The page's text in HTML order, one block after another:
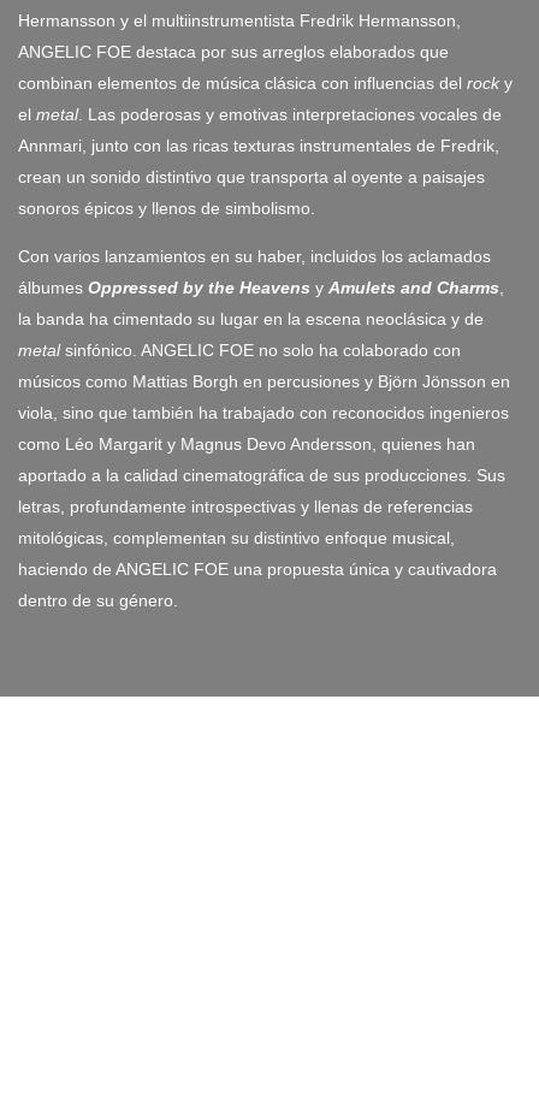
Hermansson y el multiinstrumentista Fredrik Hermansson,
ANGELIC FOE destaca por sus arreglos elaborados que
combinan elementos de música clásica con influencias del rock y
el metal. Las poderosas y emotivas interpretaciones vocales de
Annmari, junto con las ricas texturas instrumentales de Fredrik,
crean un sonido distintivo que transporta al oyente a paisajes
sonoros épicos y llenos de simbolismo.
Con varios lanzamientos en su haber, incluidos los aclamados
álbumes Oppressed by the Heavens y Amulets and Charms
la banda ha cimentado su lugar en la escena neoclásica y de
metalsinfónico. ANGELIC FOE no solo ha colaborado con
músicos como Mattias Borgh en percusiones y Björn Jönsson en
viola, sino que también ha trabajado con reconocidos ingenieros
como Léo Margarit y Magnus Devo Andersson, quienes han
aportado a la calidad cinematográfica de sus producciones. Sus
letras, profundamente introspectivas y llenas de referencias
mitológicas, complementan su distintivo enfoque musical,
haciendo de ANGELIC FOE una propuesta única y cautivadora
dentro de su género.